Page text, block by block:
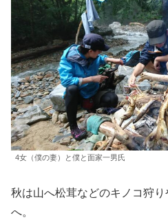
4女（僕の妻）と僕と面家一男氏
秋は山へ松茸などのキノコ狩
へ。